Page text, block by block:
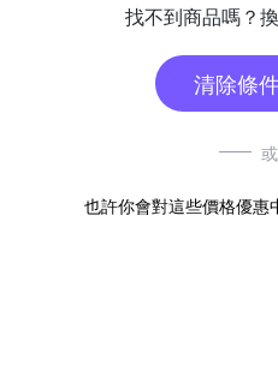
找不到商品嗎？
清除條
或
也許你會對這些價格優惠